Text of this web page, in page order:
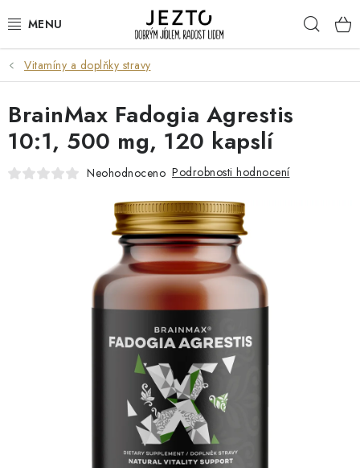
na
DÁRKOVÉ SADY
TRVANLIVÉ
DROGERIE A KOSMETIKA
RELAX A REGENERACE
FIREMNÍ DÁRKY
KONTAKTY
Vitamíny a doplňky stravy
BrainMax Fadogia Agrestis
10:1, 500 mg, 120 kapslí
Neohodnoceno Podrobnosti hodnocení